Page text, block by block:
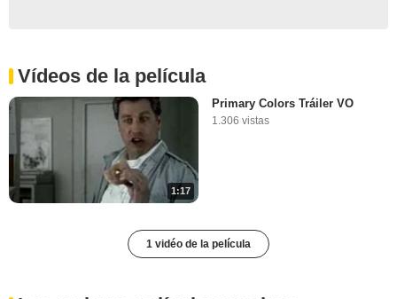
Vídeos de la película
1:17
Primary Colors Tráiler VO
1.306 vistas
1 vidéo de la película